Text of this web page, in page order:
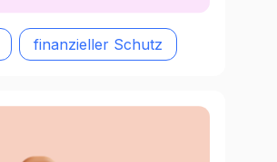
finanzieller Schutz